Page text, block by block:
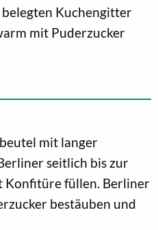
Kuchengitter
mit Puderzucker
mit langer
seitlich bis zur
Konfitüre füllen. Berliner
bestäuben und